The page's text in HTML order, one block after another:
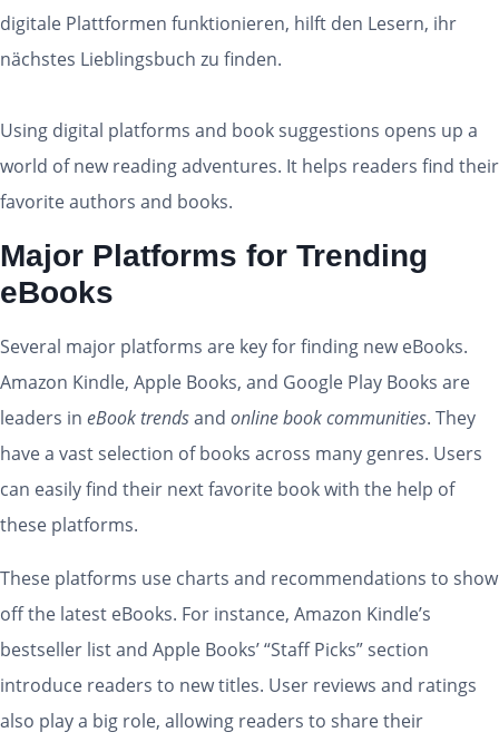
digitale Plattformen funktionieren, hilft den Lesern, ihr
nächstes Lieblingsbuch zu finden.
Using digital platforms and book suggestions opens up a
world of new reading adventures. It helps readers find their
favorite authors and books.
Major Platforms for Trending
eBooks
Several major platforms are key for finding new eBooks.
Amazon Kindle, Apple Books, and Google Play Books are
leaders in eBook trendsand online book communities. They
have a vast selection of books across many genres. Users
can easily find their next favorite book with the help of
these platforms.
These platforms use charts and recommendations to show
off the latest eBooks. For instance, Amazon Kindle’s
bestseller list and Apple Books’ “Staff Picks” section
introduce readers to new titles. User reviews and ratings
also play a big role, allowing readers to share their